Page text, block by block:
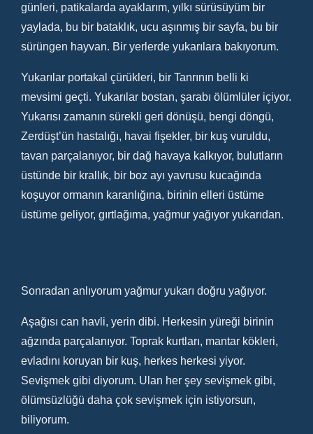
günleri, patikalarda ayaklarım, yılkı sürüsüyüm bir
yaylada, bu bir bataklık, ucu aşınmış bir sayfa, bu bir
sürüngen hayvan. Bir yerlerde yukarılara bakıyorum.
Yukarılar portakal çürükleri, bir Tanrının belli ki
mevsimi geçti. Yukarılar bostan, şarabı ölümlüler içiyor.
Yukarısı zamanın sürekli geri dönüşü, bengi döngü,
Zerdüşt’ün hastalığı, havai fişekler, bir kuş vuruldu,
tavan parçalanıyor, bir dağ havaya kalkıyor, bulutların
üstünde bir krallık, bir boz ayı yavrusu kucağında
koşuyor ormanın karanlığına, birinin elleri üstüme
üstüme geliyor, gırtlağıma, yağmur yağıyor yukarıdan.
Sonradan anlıyorum yağmur yukarı doğru yağıyor.
Aşağısı can havli, yerin dibi. Herkesin yüreği birinin
ağzında parçalanıyor. Toprak kurtları, mantar kökleri,
evladını koruyan bir kuş, herkes herkesi yiyor.
Sevişmek gibi diyorum. Ulan her şey sevişmek gibi,
ölümsüzlüğü daha çok sevişmek için istiyorsun,
biliyorum.